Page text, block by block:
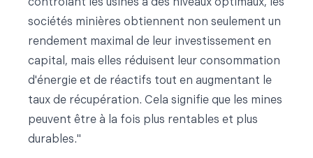
contrôlant les usines à des niveaux optimaux, les
sociétés minières obtiennent non seulement un
rendement maximal de leur investissement en
capital, mais elles réduisent leur consommation
d'énergie et de réactifs tout en augmentant le
taux de récupération. Cela signifie que les mines
peuvent être à la fois plus rentables et plus
durables."